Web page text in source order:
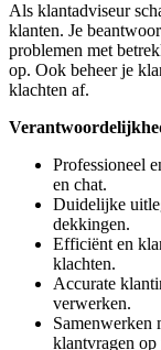
Als klantadviseur
klanten. Je
problemen met
op. Ook beheer je
klachten af.
Professioneel
en chat.
Duidelijke
dekkingen.
Efficiënt en
klachten.
Accurate
verwerken.
Samenwerken
klantvragen op